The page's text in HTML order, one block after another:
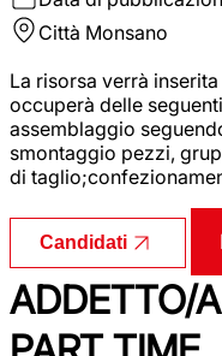
Città Monsano
La risorsa verrà
occuperà delle
assemblaggio
smontaggio pezzi,
di
Candidati
ADDETTO/